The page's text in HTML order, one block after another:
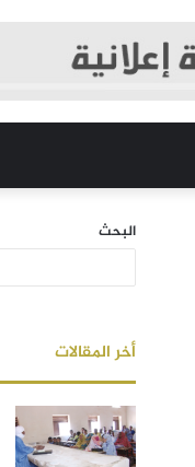
البحث
أخر المقالات